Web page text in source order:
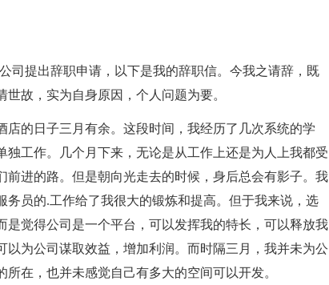
司提出辞职申请，以下是我的辞职信。今我之请辞，既
故，实为自身原因，个人问题为要。
店的日子三月有余。这段时间，我经历了几次系统的学
工作。几个月下来，无论是从工作上还是为人上我都受
前进的路。但是朝向光走去的时候，身后总会有影子。我
员的.工作给了我很大的锻炼和提高。但于我来说，选
觉得公司是一个平台，可以发挥我的特长，可以释放我
为公司谋取效益，增加利润。而时隔三月，我并未为公
在，也并未感觉自己有多大的空间可以开发。